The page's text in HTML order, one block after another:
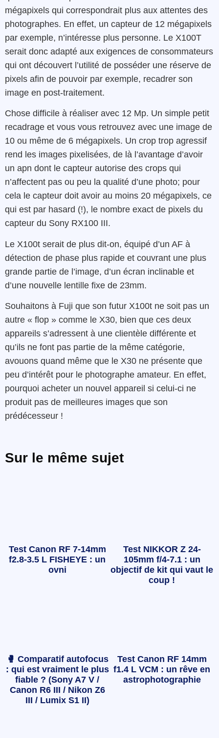
mégapixels qui correspondrait plus aux attentes des
photographes. En effet, un capteur de 12 mégapixels
par exemple, n’intéresse plus personne. Le X100T
serait donc adapté aux exigences de consommateurs
qui ont découvert l’utilité de posséder une réserve de
pixels afin de pouvoir par exemple, recadrer son
image en post-traitement.
Chose difficile à réaliser avec 12 Mp. Un simple petit
recadrage et vous vous retrouvez avec une image de
10 ou même de 6 mégapixels. Un crop trop agressif
rend les images pixelisées, de là l’avantage d’avoir
un apn dont le capteur autorise des crops qui
n’affectent pas ou peu la qualité d’une photo; pour
cela le capteur doit avoir au moins 20 mégapixels, ce
qui est par hasard (!), le nombre exact de pixels du
capteur du Sony RX100 III.
Le X100t serait de plus dit-on, équipé d’un AF à
détection de phase plus rapide et couvrant une plus
grande partie de l’image, d’un écran inclinable et
d’une nouvelle lentille fixe de 23mm.
Souhaitons à Fuji que son futur X100t ne soit pas un
autre « flop » comme le X30, bien que ces deux
appareils s’adressent à une clientèle différente et
qu’ils ne font pas partie de la même catégorie,
avouons quand même que le X30 ne présente que
peu d’intérêt pour le photographe amateur. En effet,
pourquoi acheter un nouvel appareil si celui-ci ne
produit pas de meilleures images que son
prédécesseur !
Sur le même sujet
Test Canon RF 7-14mm
f2.8-3.5 L FISHEYE : un
ovni
Test NIKKOR Z 24-
105mm f/4-7.1 : un
objectif de kit qui vaut le
coup !
🥊 Comparatif autofocus
: qui est vraiment le plus
fiable ? (Sony A7 V /
Canon R6 III / Nikon Z6
III / Lumix S1 II)
Test Canon RF 14mm
f1.4 L VCM : un rêve en
astrophotographie